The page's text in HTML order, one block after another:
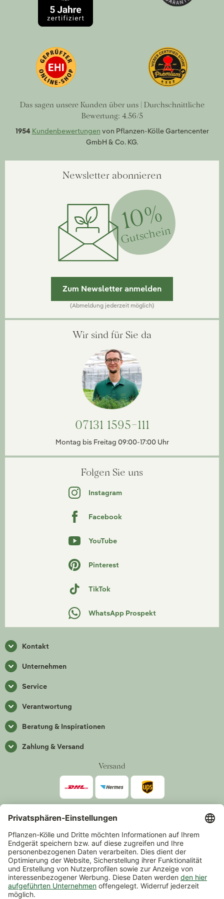
Das sagen unsere Kunden über uns | Durchschnittliche
Bewertung: 4.56/5
1954 Kundenbewertungen von Pflanzen-Kölle Gartencenter
GmbH & Co. KG.
Newsletter abonnieren
10%
Gutschein
Zum Newsletter anmelden
(Abmeldung jederzeit möglich)
Wir sind für Sie da
07131 1595-111
Montag bis Freitag 09:00-17:00 Uhr
Folgen Sie uns
Instagram
Facebook
YouTube
Pinterest
TikTok
WhatsApp Prospekt
Kontakt
Unternehmen
Service
Verantwortung
Beratung & Inspirationen
Zahlung & Versand
Versand
Zahlarten
*Alle Preise inkl. gesetzlicher Mehrwertsteuer zzgl.Versand
Mindestbestellwert 14,90 €, ausgenommen sind Gutscheine und
Events.